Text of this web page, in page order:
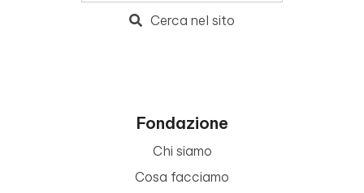
Cerca nel sito
Fondazione
Chi siamo
Cosa facciamo